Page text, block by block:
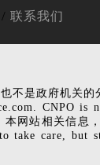
/ 联系我们
不是政府机关
CNPO
网站相关信
care, but